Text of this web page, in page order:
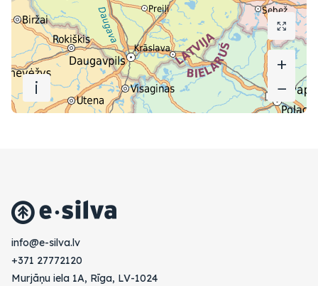
+
−
i
+
−
vl.avlis-e@ofni
+371 27772120
Murjāņu iela 1A, Rīga, LV-1024